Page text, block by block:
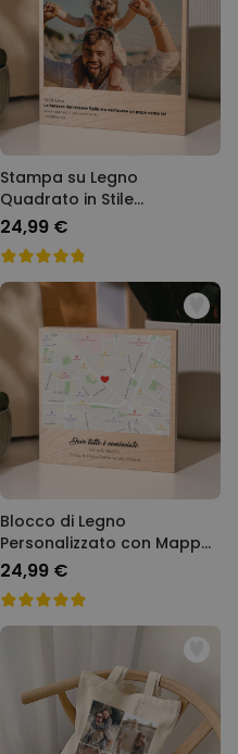
Stampa su Legno
Quadrato in Stile
Instagram
24,99 €
Blocco di Legno
Personalizzato con Mappa
Dove tutto è iniziato
24,99 €